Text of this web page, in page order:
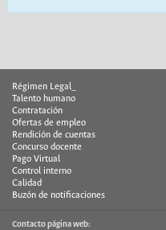
Régimen Legal_
Talento humano
Contratación
Ofertas de empleo
Rendición de cuentas
Concurso docente
Pago Virtual
Control interno
Calidad
Buzón de notificaciones
Contacto página web: